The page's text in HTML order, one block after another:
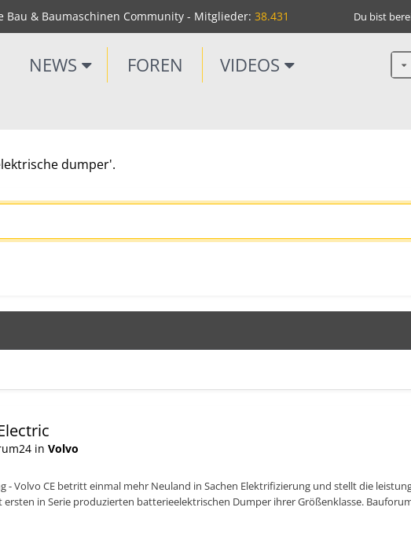
Bau & Baumaschinen Community - Mitglieder: 38.431 Du bist
NEWS FOREN VIDEOS
dumper'.
in Volvo
- Volvo CE betritt einmal mehr Neuland in Sachen Elektrifizierung und stellt die
in Serie produzierten batterieelektrischen Dumper ihrer Größenklasse.